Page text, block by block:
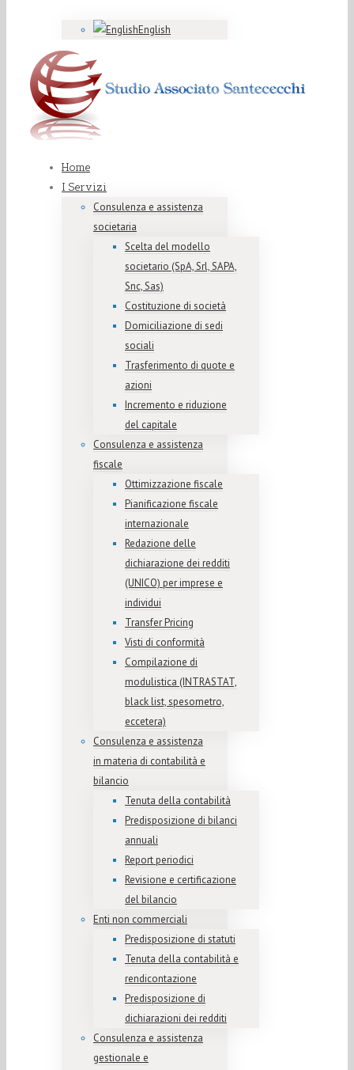
English
Home
I Servizi
Consulenza e assistenza
societaria
Scelta del modello
societario (SpA, Srl, SAPA,
Snc, Sas)
Costituzione di società
Domiciliazione di sedi
sociali
Trasferimento di quote e
azioni
Incremento e riduzione
del capitale
Consulenza e assistenza
fiscale
Ottimizzazione fiscale
Pianificazione fiscale
internazionale
Redazione delle
dichiarazione dei redditi
(UNICO) per imprese e
individui
Transfer Pricing
Visti di conformità
Compilazione di
modulistica (INTRASTAT,
black list, spesometro,
eccetera)
Consulenza e assistenza
in materia di contabilità e
bilancio
Tenuta della contabilità
Predisposizione di bilanci
annuali
Report periodici
Revisione e certificazione
del bilancio
Enti non commerciali
Predisposizione di statuti
Tenuta della contabilità e
rendicontazione
Predisposizione di
dichiarazioni dei redditi
Consulenza e assistenza
gestionale e